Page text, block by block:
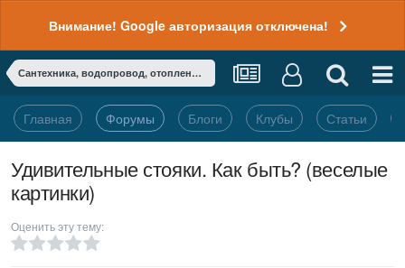
Внимание! Google авторизация отключена!
Сантехника, водопровод, отопление, канализация
Главная Форумы Блоги Клубы Статьи
Удивительные стояки. Как быть? (веселые
картинки)
Оценить эту тему: